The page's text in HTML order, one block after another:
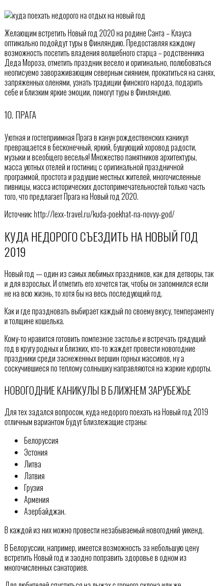
Желающим встретить Новый год 2020 на родине Санта – Клауса
оптимально подойдут туры в Финляндию. Предоставляя каждому
возможность посетить владения волшебного старца – родственника
Деда Мороза, отметить праздник весело и оригинально, полюбоваться
неописуемо завораживающим северным сиянием, прокатиться на санях,
запряженных оленями, узнать традиции финского народа, подарить
себе и близким яркие эмоции, помогут туры в Финляндию.
10. ПРАГА
Уютная и гостеприимная Прага в канун рождественских каникул
превращается в бесконечный, яркий, бушующий хоровод радости,
музыки и всеобщего веселья! Множество памятников архитектуры,
масса уютных отелей и гостиниц с оригинальной праздничной
программой, простота и радушие местных жителей, многочисленные
пивницы, масса исторических достопримечательностей только часть
того, что предлагает Прага на Новый год 2020.
Источник: http://lexx-travel.ru/kuda-poekhat-na-novyy-god/
КУДА НЕДОРОГО СЪЕЗДИТЬ НА НОВЫЙ ГОД
2019
Новый год — один из самых любимых праздников, как для детворы, так
и для взрослых. И отметить его хочется так, чтобы он запомнился если
не на всю жизнь, то хотя бы на весь последующий год.
Как и где праздновать выбирает каждый по своему вкусу, темпераменту
и толщине кошелька.
Кому-то нравится готовить помпезное застолье и встречать грядущий
год в кругу родных и близких, кто-то жаждет провести новогодние
праздники среди заснеженных вершин горных массивов, ну а
соскучившиеся по теплому солнышку направляются на жаркие курорты.
НОВОГОДНИЕ КАНИКУЛЫ В БЛИЖНЕМ ЗАРУБЕЖЬЕ
Для тех задался вопросом, куда недорого поехать на Новый год 2019
отличным вариантом будут близлежащие страны:
Белоруссия
Эстония
Литва
Латвия
Грузия
Армения
Азербайджан.
В каждой из них можно провести незабываемый новогодний уикенд.
В Белоруссии, например, имеется возможность за небольшую цену
встретить Новый год и заодно поправить здоровье в одном из
многочисленных санаториев.